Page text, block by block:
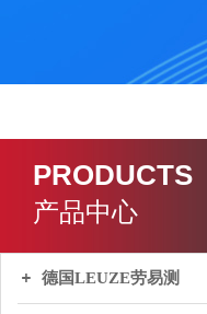
PRODUCTS
产品中心
德国LEUZE劳易测